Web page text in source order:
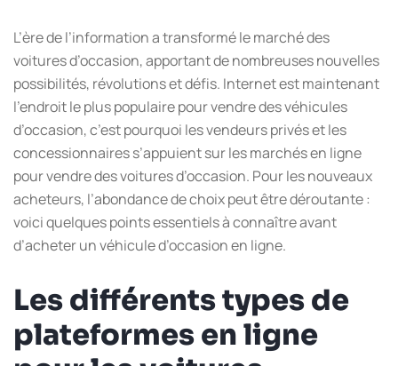
L’ère de l’information a transformé le marché des
voitures d’occasion, apportant de nombreuses nouvelles
possibilités, révolutions et défis. Internet est maintenant
l’endroit le plus populaire pour vendre des véhicules
d’occasion, c’est pourquoi les vendeurs privés et les
concessionnaires s’appuient sur les marchés en ligne
pour vendre des voitures d’occasion. Pour les nouveaux
acheteurs, l’abondance de choix peut être déroutante :
voici quelques points essentiels à connaître avant
d’acheter un véhicule d’occasion en ligne.
Les différents types de
plateformes en ligne